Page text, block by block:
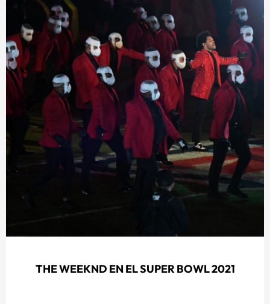
THE WEEKND EN EL SUPER BOWL 2021